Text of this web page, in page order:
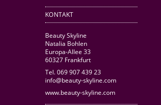
KONTAKT
Beauty Skyline
Natalia Bohlen
Europa-Allee 33
60327 Frankfurt
Tel. 069 907 439 23
info@beauty-skyline.com
www.beauty-skyline.com